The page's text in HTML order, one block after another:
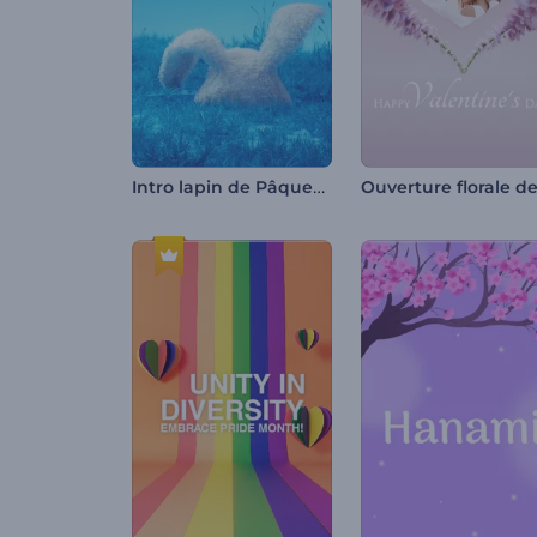
Intro lapin de Pâques réaliste